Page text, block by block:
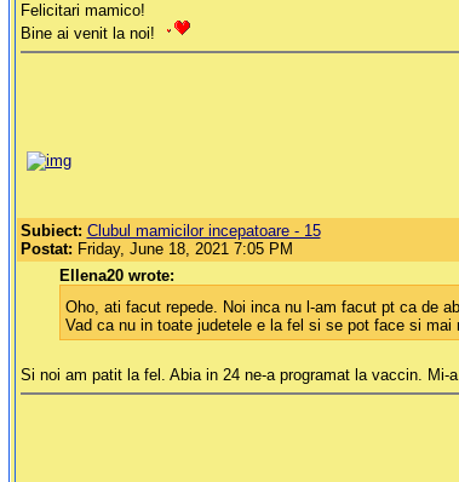
Felicitari mamico!
Bine ai venit la noi!
Subiect: Clubul mamicilor incepatoare - 15
Postat: Friday, June 18, 2021 7:05 PM
Ellena20 wrote:
Oho, ati facut repede. Noi inca nu l-am facut pt ca de
Vad ca nu in toate judetele e la fel si se pot face si
Si noi am patit la fel. Abia in 24 ne-a programat la vaccin.